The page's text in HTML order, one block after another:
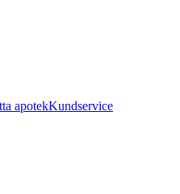
apotekKundservice